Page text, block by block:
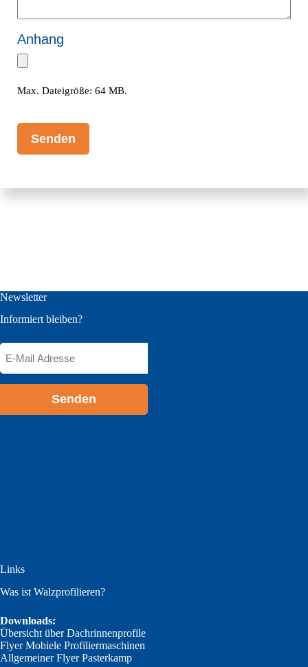
Anhang
Max. Dateigröße: 64 MB.
Newsletter
Informiert bleiben?
E-
Mail
Adresse
Links
Was ist Walzprofilieren?
Downloads:
Übersicht über Dachrinnenprofile
Flyer Mobiele Profiliermaschinen
Allgemeiner Flyer Pasterkamp